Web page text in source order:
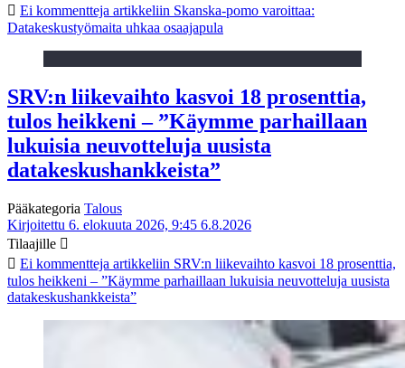
Ei kommentteja artikkeliin Skanska-pomo varoittaa:
Datakeskustyömaita uhkaa osaajapula
SRV:n liikevaihto kasvoi 18 prosenttia,
tulos heikkeni – ”Käymme parhaillaan
lukuisia neuvotteluja uusista
datakeskushankkeista”
Pääkategoria Talous
Kirjoitettu 6. elokuuta 2026, 9:45 6.8.2026
Tilaajille
Ei kommentteja artikkeliin SRV:n liikevaihto kasvoi 18 prosenttia,
tulos heikkeni – ”Käymme parhaillaan lukuisia neuvotteluja uusista
datakeskushankkeista”